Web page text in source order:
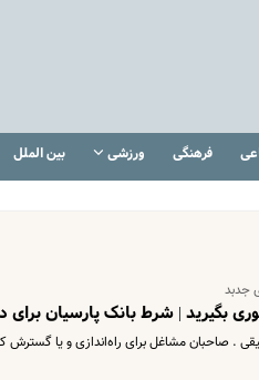
فرهنگی ورزشی بین الملل
جدبد
| شرط بانک پارسیان برای دریافت
. صاحبان مشاغل برای راه‌اندازی و یا گسترش